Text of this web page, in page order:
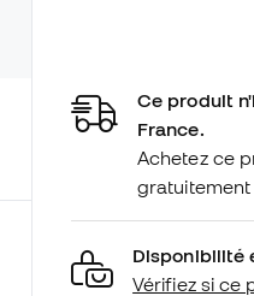
Ce produit
France.
Achetez ce
gratuitement
Disponibilité
Vérifiez si ce